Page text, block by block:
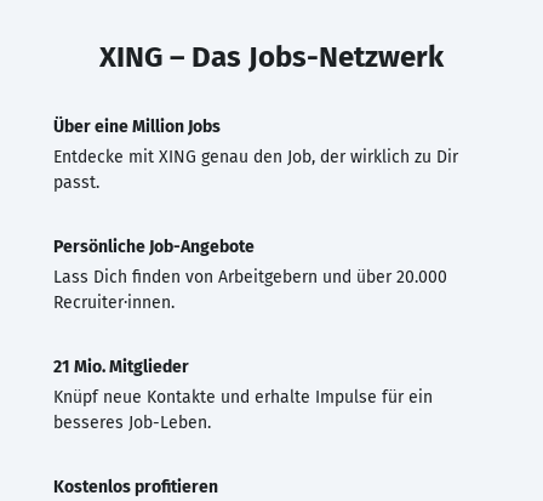
XING – Das Jobs-Netzwerk
Über eine Million Jobs
Entdecke mit XING genau den Job, der wirklich zu Dir
passt.
Persönliche Job-Angebote
Lass Dich finden von Arbeitgebern und über 20.000
Recruiter·innen.
21 Mio. Mitglieder
Knüpf neue Kontakte und erhalte Impulse für ein
besseres Job-Leben.
Kostenlos profitieren